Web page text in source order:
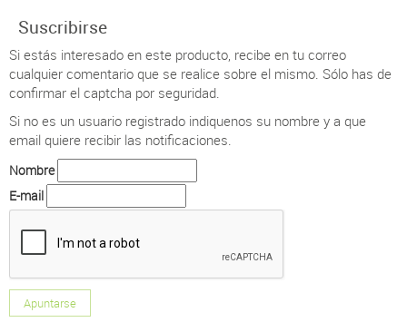
Suscribirse
Si estás interesado en este producto, recibe en tu correo
cualquier comentario que se realice sobre el mismo. Sólo has de
confirmar el captcha por seguridad.
Si no es un usuario registrado indiquenos su nombre y a que
email quiere recibir las notificaciones.
Nombre
E-mail